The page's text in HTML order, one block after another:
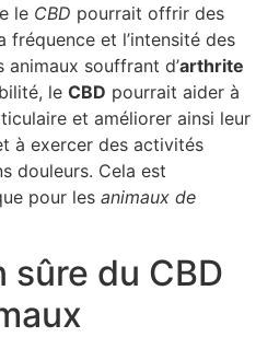
le CBD pourrait offrir des
fréquence et l’intensité des
animaux souffrant d’arthrite
le CBD pourrait aider à
et améliorer ainsi leur
à exercer des activités
douleurs. Cela est
pour les animaux de
du CBD